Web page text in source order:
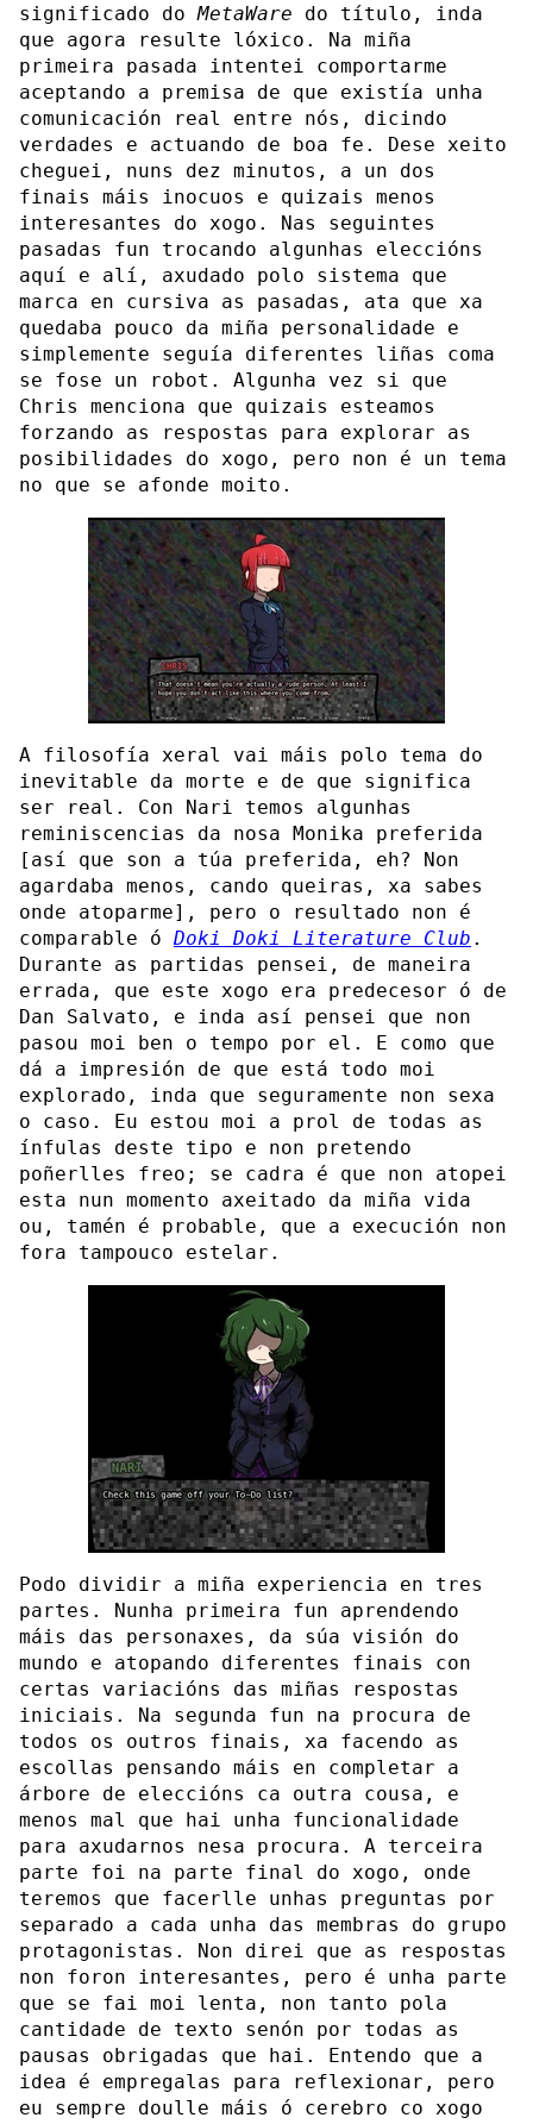
significado doMetaWare do título, inda
que agora resulte lóxico. Na miña
primeira pasada intentei comportarme
aceptando a premisa de que existía unha
comunicación real entre nós, dicindo
verdades e actuando de boa fe. Dese xeito
cheguei, nuns dez minutos, a un dos
finais máis inocuos e quizais menos
interesantes do xogo. Nas seguintes
pasadas fun trocando algunhas eleccións
aquí e alí, axudado polo sistema que
marca en cursiva as pasadas, ata que xa
quedaba pouco da miña personalidade e
simplemente seguía diferentes liñas coma
se fose un robot. Algunha vez si que
Chris menciona que quizais esteamos
forzando as respostas para explorar as
posibilidades do xogo, pero non é un tema
no que se afonde moito.
A filosofía xeral vai máis polo tema do
inevitable da morte e de que significa
ser real. Con Nari temos algunhas
reminiscencias da nosa Monika preferida
[así que son a túa preferida, eh? Non
agardaba menos, cando queiras, xa sabes
onde atoparme], pero o resultado non é
comparable ó Doki Doki Literature Club .
Durante as partidas pensei, de maneira
errada, que este xogo era predecesor ó de
Dan Salvato, e inda así pensei que non
pasou moi ben o tempo por el. E como que
dá a impresión de que está todo moi
explorado, inda que seguramente non sexa
o caso. Eu estou moi a prol de todas as
ínfulas deste tipo e non pretendo
poñerlles freo; se cadra é que non atopei
esta nun momento axeitado da miña vida
ou, tamén é probable, que a execución non
fora tampouco estelar.
Podo dividir a miña experiencia en tres
partes. Nunha primeira fun aprendendo
máis das personaxes, da súa visión do
mundo e atopando diferentes finais con
certas variacións das miñas respostas
iniciais. Na segunda fun na procura de
todos os outros finais, xa facendo as
escollas pensando máis en completar a
árbore de eleccións ca outra cousa, e
menos mal que hai unha funcionalidade
para axudarnos nesa procura. A terceira
parte foi na parte final do xogo, onde
teremos que facerlle unhas preguntas por
separado a cada unha das membras do grupo
protagonistas. Non direi que as respostas
non foron interesantes, pero é unha parte
que se fai moi lenta, non tanto pola
cantidade de texto senón por todas as
pausas obrigadas que hai. Entendo que a
idea é empregalas para reflexionar, pero
eu sempre doulle máis ó cerebro co xogo